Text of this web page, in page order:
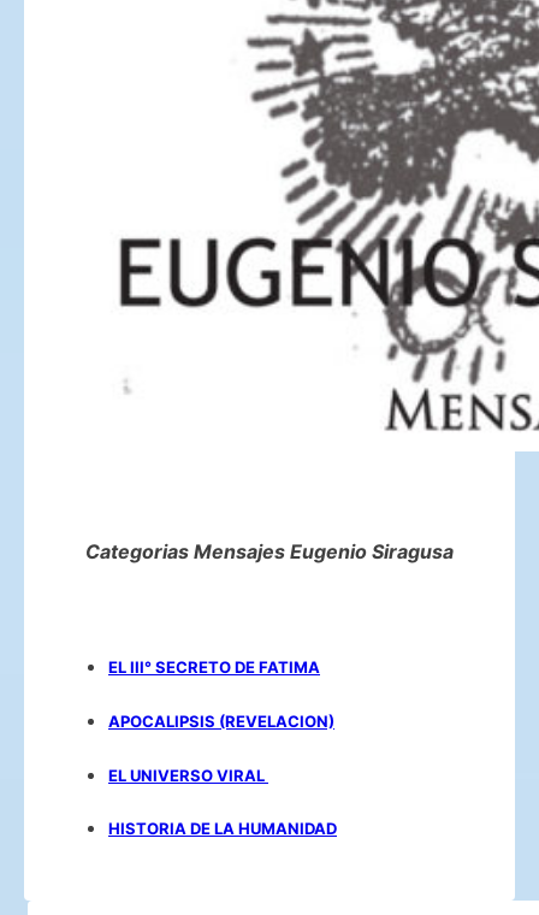
Categorias Mensajes Eugenio Siragusa
EL III° SECRETO DE FATIMA
APOCALIPSIS (REVELACION)
EL UNIVERSO VIRAL
HISTORIA DE LA HUMANIDAD